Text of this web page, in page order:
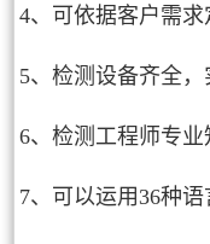
4、可依据客户需求
5、检测设备齐全
6、检测工程师专业
7、可以运用36种语